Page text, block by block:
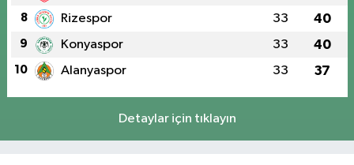
8 Rizespor 33 40
9 Konyaspor 33 40
10 Alanyaspor 33 37
Detaylar için tıklayın